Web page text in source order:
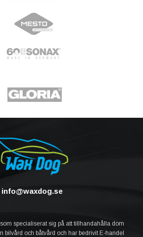
info@waxdog.se
specialiserat sig på att tillhandahålla dom
bilvård och båtvård och har bedrivit E-handel